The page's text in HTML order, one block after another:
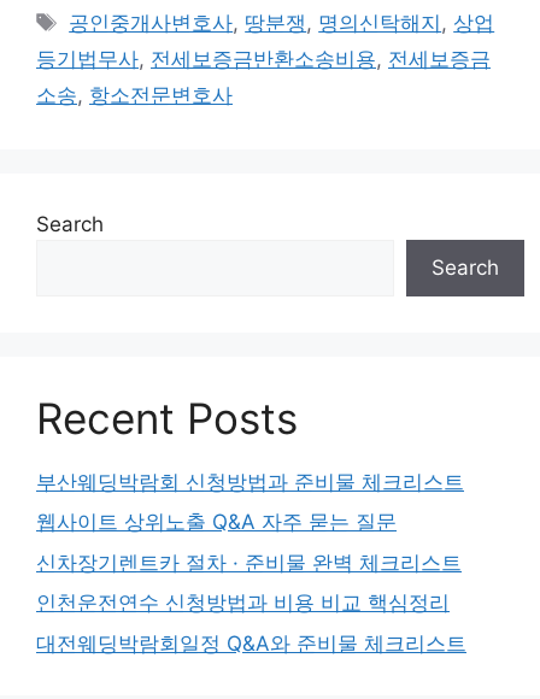
Tags
공인중개사변호사, 땅분쟁 , 명의신탁해지 , 상업
등기법무사, 전세보증금반환소송비용, 전세보증금
소송, 항소전문변호사
Search
Search
Recent Posts
부산웨딩박람회 신청방법과 준비물 체크리스트
웹사이트 상위노출 Q&A 자주 묻는 질문
신차장기렌트카 절차 · 준비물 완벽 체크리스트
인천운전연수 신청방법과 비용 비교 핵심정리
대전웨딩박람회일정 Q&A와 준비물 체크리스트